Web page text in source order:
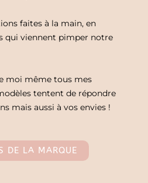
faites à la main, en
qui viennent pimper notre
moi même tous mes
tentent de répondre
mais aussi à vos envies !
DE LA MARQUE